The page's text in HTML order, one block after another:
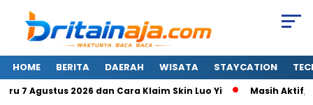
HOME BERITA DAERAH WISATA STAYCATION
7 Agustus 2026 dan Cara Klaim Skin Luo Yi Masih Aktif,